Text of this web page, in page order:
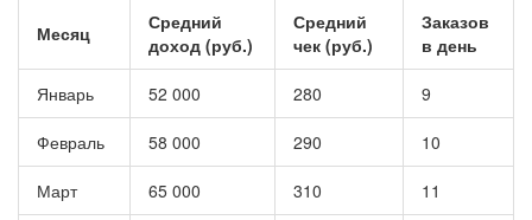
Месяц
Средний
доход (руб.)
Средний
чек (руб.)
Заказов
в день
Январь 52 000 280 9
Февраль 58 000 290 10
Март 65 000 310 11